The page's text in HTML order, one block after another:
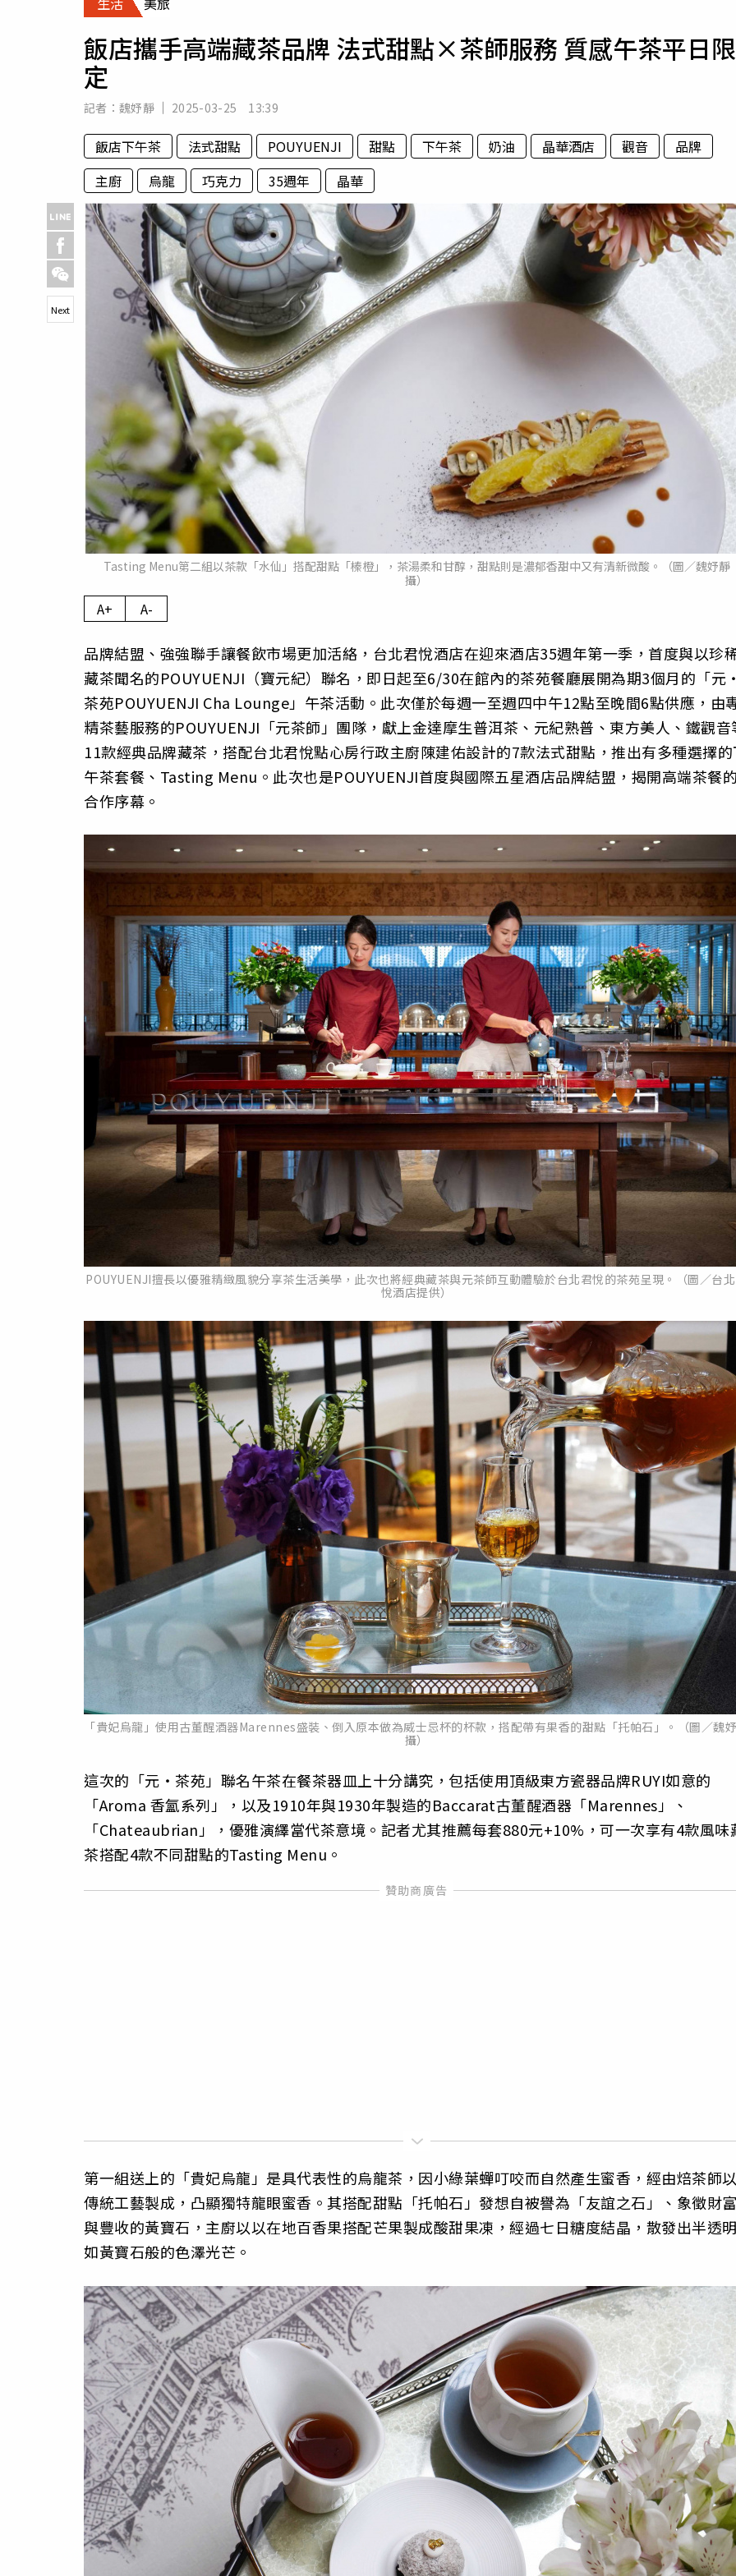
專欄
運勢
飯店攜手高端藏茶品牌 法式甜點×茶師服務 質感午茶平日限
定
記者： 魏妤靜 2025-03-25 13:39
飯店下午茶 法式甜點 POUYUENJI 甜點 下午茶 奶油 晶華酒店 觀音
品牌
主廚
烏龍 巧克力 35週年 晶華
Tasting Menu第二組以茶款「水仙」搭配甜點「榛橙」，茶湯柔和甘醇，甜點則是濃郁香甜中又有清新微酸。（圖／魏妤靜
攝）
Next
A+ A-
品牌結盟、強強聯手讓餐飲市場更加活絡，台北君悅酒店在迎來酒店35週年第一季，首度與以珍
藏茶聞名的POUYUENJI（寶元紀）聯名，即日起至6/30在館內的茶苑餐廳展開為期3個月的「
茶苑POUYUENJI Cha Lounge」午茶活動。此次僅於每週一至週四中午12點至晚間6點供應，由
精茶藝服務的POUYUENJI「元茶師」團隊，獻上金達摩生普洱茶、元紀熟普、東方美人、鐵觀音
11款經典品牌藏茶，搭配台北君悅點心房行政主廚陳建佑設計的7款法式甜點，推出有多種選擇
午茶套餐、Tasting Menu。此次也是POUYUENJI首度與國際五星酒店品牌結盟，揭開高端茶餐
合作序幕。
POUYUENJI擅長以優雅精緻風貌分享茶生活美學，此次也將經典藏茶與元茶師互動體驗於台北君悅的茶苑呈現。（圖／台
悅酒店提供）
「貴妃烏龍」使用古董醒酒器Marennes盛裝、倒入原本做為威士忌杯的杯款，搭配帶有果香的甜點「托帕石」。（圖／魏
攝）
這次的「元‧茶苑」聯名午茶在餐茶器皿上十分講究，包括使用頂級東方瓷器品牌RUYI如意的
「Aroma 香氳系列」，以及1910年與1930年製造的Baccarat古董醒酒器「Marennes」、
「Chateaubrian」，優雅演繹當代茶意境。記者尤其推薦每套880元+10%，可一次享有4款風味
茶搭配4款不同甜點的Tasting Menu。
第一組送上的「貴妃烏龍」是具代表性的烏龍茶，因小綠葉蟬叮咬而自然產生蜜香，經由焙茶師
傳統工藝製成，凸顯獨特龍眼蜜香。其搭配甜點「托帕石」發想自被譽為「友誼之石」、象徵財
與豐收的黃寶石，主廚以以在地百香果搭配芒果製成酸甜果凍，經過七日糖度結晶，散發出半透
如黃寶石般的色澤光芒。